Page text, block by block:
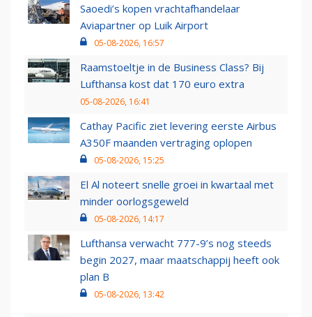
Saoedi’s kopen vrachtafhandelaar
Aviapartner op Luik Airport
05-08-2026, 16:57
Raamstoeltje in de Business Class? Bij
Lufthansa kost dat 170 euro extra
05-08-2026, 16:41
Cathay Pacific ziet levering eerste Airbus
A350F maanden vertraging oplopen
05-08-2026, 15:25
El Al noteert snelle groei in kwartaal met
minder oorlogsgeweld
05-08-2026, 14:17
Lufthansa verwacht 777-9’s nog steeds
begin 2027, maar maatschappij heeft ook
plan B
05-08-2026, 13:42